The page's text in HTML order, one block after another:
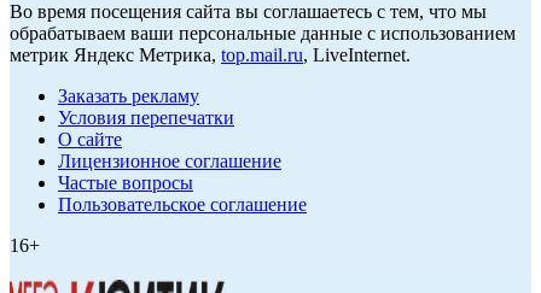
Во время посещения сайта вы соглашаетесь с тем, что мы
обрабатываем ваши персональные данные с использованием
метрик Яндекс Метрика, top.mail.ru, LiveInternet.
Заказать рекламу
Условия перепечатки
О сайте
Лицензионное соглашение
Частые вопросы
Пользовательское соглашение
16+